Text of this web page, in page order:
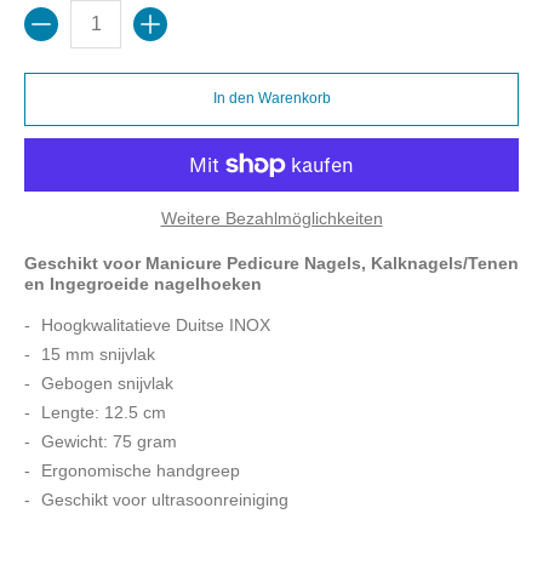
Menge
In den Warenkorb
Weitere Bezahlmöglichkeiten
Geschikt voor Manicure Pedicure Nagels, Kalknagels/Tenen
en Ingegroeide nagelhoeken
Hoogkwalitatieve Duitse INOX
15 mm snijvlak
Gebogen snijvlak
Lengte: 12.5 cm
Gewicht: 75 gram
Ergonomische handgreep
Geschikt voor ultrasoonreiniging